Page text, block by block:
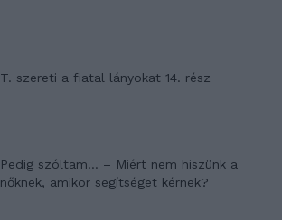
T. szereti a fiatal lányokat 14. rész
Pedig szóltam… – Miért nem hiszünk a
nőknek, amikor segítséget kérnek?